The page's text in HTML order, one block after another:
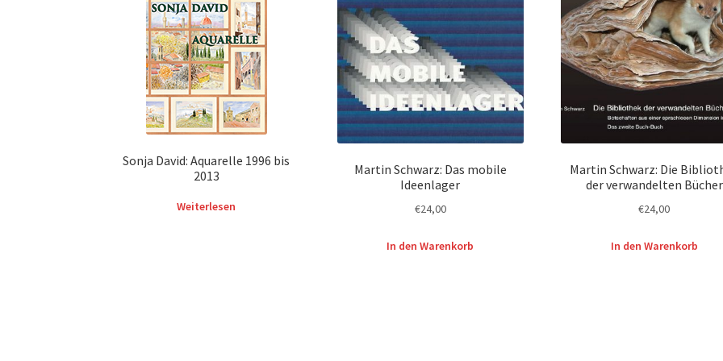
Sonja David: Aquarelle 1996 bis
2013
Weiterlesen
Martin Schwarz: Das mobile
Ideenlager
€24,00
In den Warenkorb
Martin Schwarz: Die
der verwandelten Bücher
€24,00
In den Warenkorb